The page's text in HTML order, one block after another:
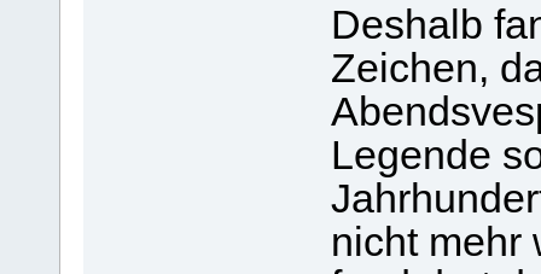
Deshalb
Zeichen,
Legende
nicht mehr